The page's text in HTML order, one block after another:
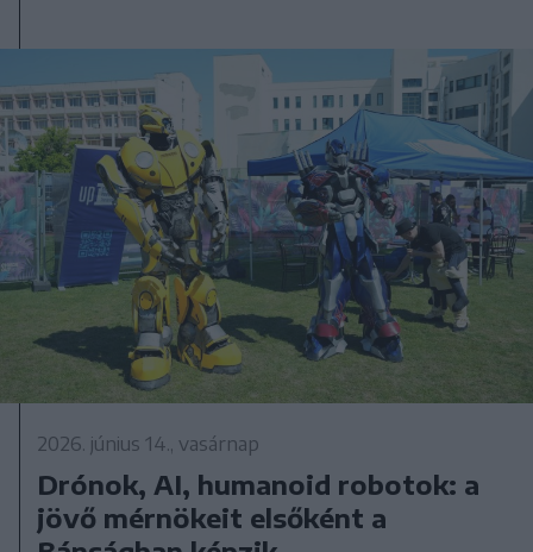
2026. június 14., vasárnap
Drónok, AI, humanoid robotok: a
jövő mérnökeit elsőként a